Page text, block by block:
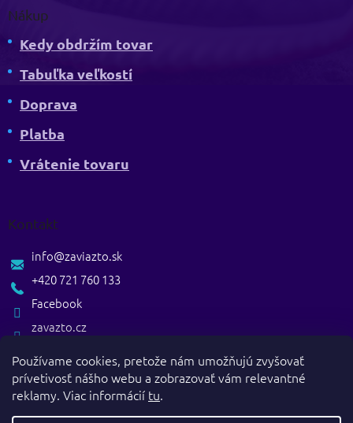
Používame cookies, pretože nám umožňujú zvyšovať
prívetivosť nášho webu a zobrazovať vám relevantné
reklamy. Viac informácií tu.
Nákup
Kedy obdržím tovar
Tabuľka veľkostí
Doprava
Platba
Vrátenie tovaru
Kontakt
zavazto.cz
info@zaviazto.sk
+420 721 760 133
Facebook